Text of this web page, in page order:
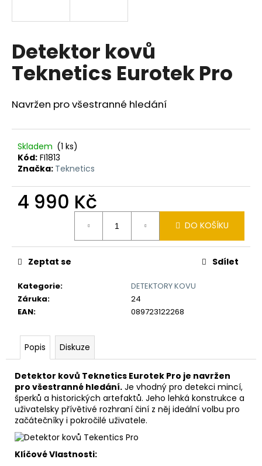
Detektor kovů
Teknetics Eurotek Pro
Navržen pro všestranné hledání
Skladem (1 ks)
Kód: FI1813
Značka: Teknetics
4 990 Kč
DO KOŠÍKU
Kategorie:
DETEKTORY KOVU
Záruka:
24
EAN: 089723122268
Zeptat se Sdílet
Popis Diskuze
Detektor kovů Teknetics Eurotek Pro je navržen
pro všestranné hledání. Je vhodný pro detekci mincí,
šperků a historických artefaktů. Jeho lehká konstrukce a
uživatelsky přívětivé rozhraní činí z něj ideální volbu pro
začátečníky i pokročilé uživatele.
Klíčové Vlastnosti:
í
t
?
D
o
u
č
e
m
DETEKTOR
KOVŮ
MINELAB
X-
TERRA
ELITE
(ZDARMA
DOHLEDÁVAČKA
PRO-
FIND40)